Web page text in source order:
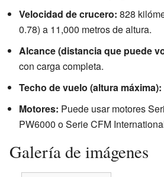
Velocidad de crucero: 828
0.78) a 11,000 metros de altura.
Alcance (distancia que puede
con carga completa.
Techo de vuelo (altura máxima):
Motores: Puede usar motores
PW6000 o Serie CFM
Galería de imágenes